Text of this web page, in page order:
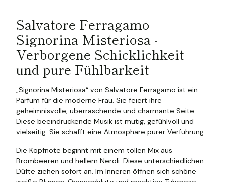
Salvatore Ferragamo
Signorina Misteriosa -
Verborgene Schicklichkeit
und pure Fühlbarkeit
„Signorina Misteriosa“ von Salvatore Ferragamo ist ein
Parfum für die moderne Frau. Sie feiert ihre
geheimnisvolle, überraschende und charmante Seite.
Diese beeindruckende Musik ist mutig, gefühlvoll und
vielseitig. Sie schafft eine Atmosphäre purer Verführung.
Die Kopfnote beginnt mit einem tollen Mix aus
Brombeeren und hellem Neroli. Diese unterschiedlichen
Düfte ziehen sofort an. Im Inneren öffnen sich schöne